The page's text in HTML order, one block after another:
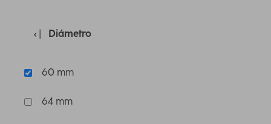
Diámetro
60 mm
64 mm